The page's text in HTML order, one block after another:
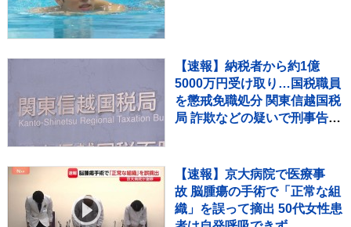
【速報】納税者から約1億
5000万円受け取り…国税職員
を懲戒免職処分 関東信越国税
局 詐欺などの疑いで刑事告発
【速報】京大病院で医療事
故 脳腫瘍の手術で「正常な組
織」を誤って摘出 50代女性患